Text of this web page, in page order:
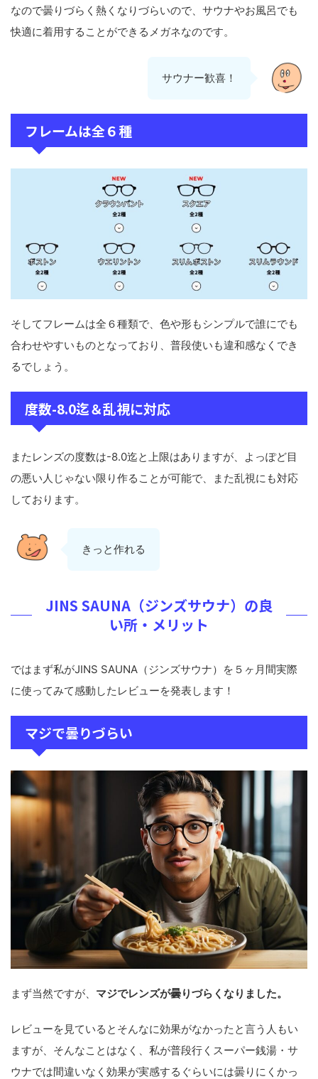
なので曇りづらく熱くなりづらいので、サウナやお風呂でも
快適に着用することができるメガネなのです。
サウナー歓喜！
フレームは全６種
そしてフレームは全６種類で、色や形もシンプルで誰にでも
合わせやすいものとなっており、普段使いも違和感なくでき
るでしょう。
度数-8.0迄＆乱視に対応
またレンズの度数は-8.0迄と上限はありますが、よっぽど目
の悪い人じゃない限り作ることが可能で、また乱視にも対応
しております。
きっと作れる
JINS SAUNA（ジンズサウナ）の良
い所・メリット
ではまず私がJINS SAUNA（ジンズサウナ）を５ヶ月間実際
に使ってみて感動したレビューを発表します！
マジで曇りづらい
まず当然ですが、 マジでレンズが曇りづらくなりました。
レビューを見ているとそんなに効果がなかったと言う人もい
ますが、そんなことはなく、私が普段行くスーパー銭湯・サ
ウナでは間違いなく効果が実感するぐらいには曇りにくかっ